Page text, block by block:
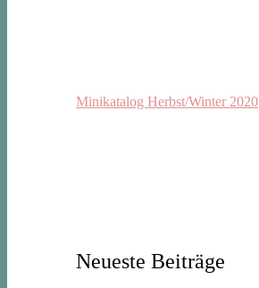
Minikatalog Herbst/Winter 2020
Neueste Beiträge